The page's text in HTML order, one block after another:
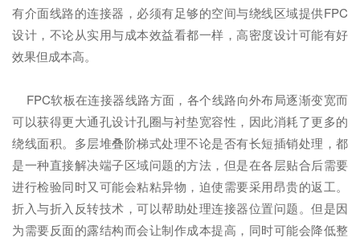
有介面线路的连接器，必须有足够的空间与绕线区域提供FPC
设计，不论从实用与成本效益看都一样，高密度设计可能有好
效果但成本高。
FPC软板在连接器线路方面，各个线路向外布局逐渐变宽而
可以获得更大通孔设计孔圈与衬垫宽容性，因此消耗了更多的
绕线面积。多层堆叠阶梯式处理不论是否有长短插销处理，都
是一种直接解决端子区域问题的方法，但是在各层贴合后需要
进行检验同时又可能会粘粘异物，迫使需要采用昂贵的返工。
折入与折入反转技术，可以帮助处理连接器位置问题。但是因
为需要反面的露结构而会让制作成本提高，同时可能会降低整